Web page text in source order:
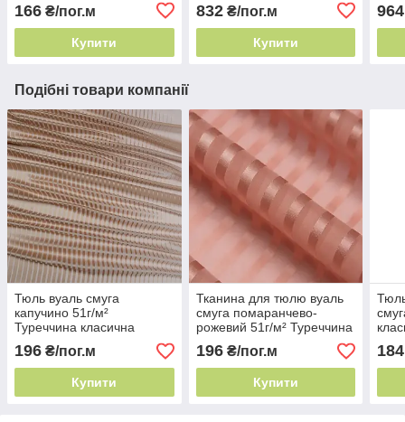
166 ₴/пог.м
Купити
832₴/пог.м
Купити
964
Подібні товари компанії
Тюль вуаль смуга
капучино 51г/м²
Туреччина класична
смужка
196 ₴/пог.м
Купити
Тканина для тюлю вуаль
смуга помаранчево-
рожевий 51г/м² Туреччина
класична смужка
196₴/пог.м
Купити
184